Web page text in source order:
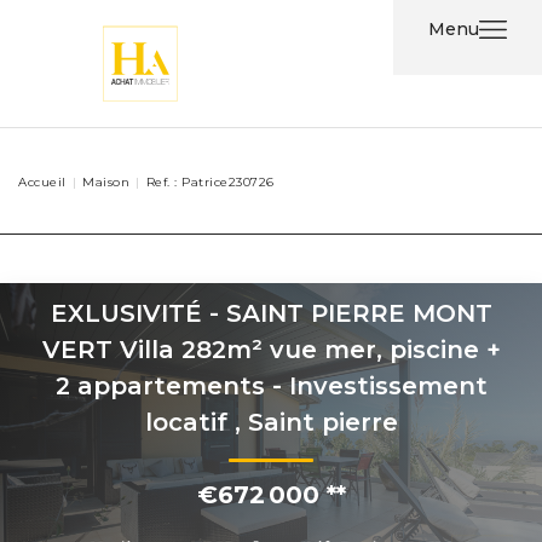
Menu
Agents
Contact
Accueil Maison Ref. : Patrice230726
EXLUSIVITÉ - SAINT PIERRE MONT
VERT Villa 282m² vue mer, piscine +
2 appartements - Investissement
locatif , Saint pierre
€672 000**